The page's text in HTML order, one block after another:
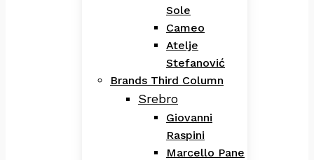
Sole
Cameo
Atelje
Stefanović
Brands Third Column
Srebro
Giovanni
Raspini
Marcello Pane